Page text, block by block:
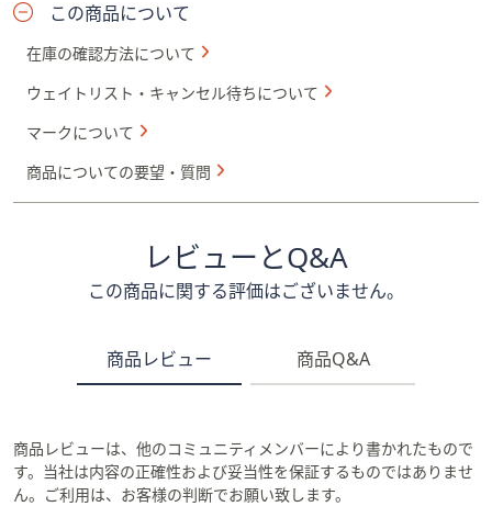
この商品について
在庫の確認方法について
ウェイトリスト・キャンセル待ちについて
マークについて
商品についての要望・質問
レビューとQ&A
この商品に関する評価はございません。
商品レビュー 商品Q&A
商品レビューは、他のコミュニティメンバーにより書かれたもので
す。当社は内容の正確性および妥当性を保証するものではありませ
ん。ご利用は、お客様の判断でお願い致します。